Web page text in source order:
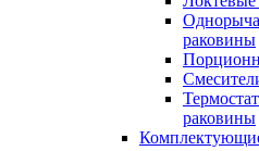
раковины
раковины